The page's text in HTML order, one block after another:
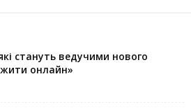
стануть ведучими нового
онлайн»